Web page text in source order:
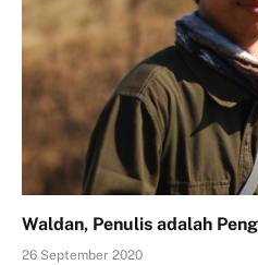
Waldan, Penulis adalah
26 September 2020